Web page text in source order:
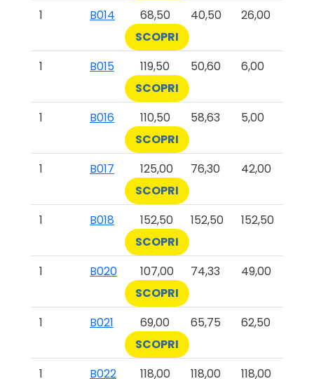
1
B014 68,50 40,50
26,00
SCOPRI
1
B015 119,50 50,60
6,00
SCOPRI
1
B016 110,50 58,63
5,00
SCOPRI
1
B017 125,00 76,30
42,00
SCOPRI
1
B018 152,50 152,50
152,50
SCOPRI
1
B020 107,00 74,33
49,00
SCOPRI
1
B021 69,00 65,75
62,50
SCOPRI
1
B022 118,00 118,00 118,00